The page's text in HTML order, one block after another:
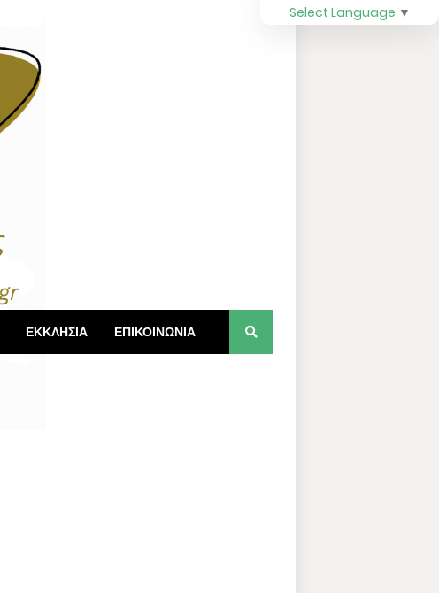
ΕΚΚΛΗΣΙΑ ΕΠΙΚΟΙΝΩΝΙΑ
Select Language ▼